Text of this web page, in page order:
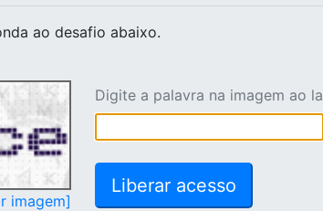
ao desafio abaixo.
imagem]
Digite a palavra na imagem ao